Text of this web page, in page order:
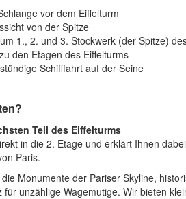
vor dem Eiffelturm
von der Spitze
1., 2. und 3. Stockwerk (der Spitze)
den Etagen des Eiffelturms
Schifffahrt auf der Seine
Teil des Eiffelturms
in die 2. Etage und erklärt Ihnen
Paris.
Monumente der Pariser Skyline,
für unzählige Wagemutige. Wir bieten